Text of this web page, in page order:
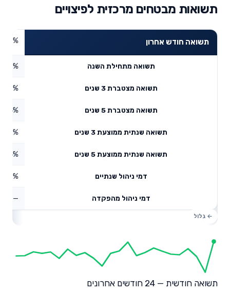
תשואות מבטחים מרכזית לפיצויים
תשואה חודש אחרון
תשואה מתחילת השנה
תשואה מצטברת 3 שנים
תשואה מצטברת 5 שנים
תשואה שנתית ממוצעת 3 שנים
תשואה שנתית ממוצעת 5 שנים
דמי ניהול שנתיים
דמי ניהול מהפקדה —
תשואה חודשית — 24 חודשים אחרונים